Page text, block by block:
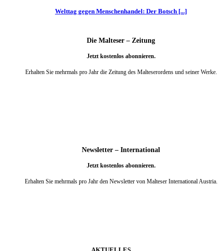
Welttag gegen Menschenhandel: Der Botsch [...]
Die Malteser – Zeitung
Jetzt kostenlos abonnieren.
Erhalten Sie mehrmals pro Jahr die Zeitung des Malteserordens und seiner Werke.
Newsletter – International
Jetzt kostenlos abonnieren.
Erhalten Sie mehrmals pro Jahr den Newsletter von Malteser International Austria.